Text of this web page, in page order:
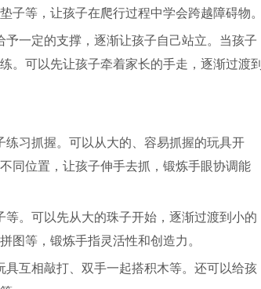
子等，让孩子在爬行过程中学会跨越障碍物。
一定的支撑，逐渐让孩子自己站立。当孩子
。可以先让孩子牵着家长的手走，逐渐过渡到
习抓握。可以从大的、容易抓握的玩具开
同位置，让孩子伸手去抓，锻炼手眼协调能
。可以先从大的珠子开始，逐渐过渡到小的
图等，锻炼手指灵活性和创造力。
互相敲打、双手一起搭积木等。还可以给孩